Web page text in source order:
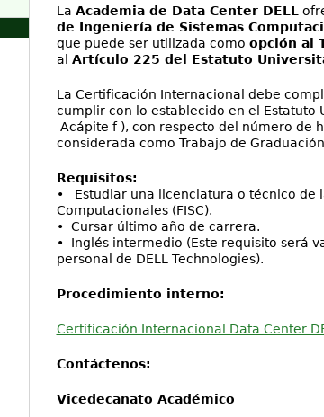
La Academia de Data Center DELL
de Ingeniería de Sistemas
que puede ser utilizada como opción al
al Artículo 225 del Estatuto
La Certificación Internacional debe
cumplir con lo establecido en el Estatuto
Acápite f ), con respecto del número de
considerada como Trabajo de
Requisitos:
• Estudiar una licenciatura o técnico de
Computacionales (FISC).
• Cursar último año de carrera.
• Inglés intermedio (Este requisito será
personal de DELL Technologies).
Procedimiento interno:
Certificación Internacional Data Center
Contáctenos:
Vicedecanato Académico